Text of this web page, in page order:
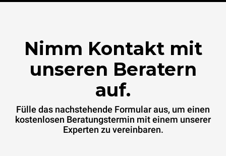
Nimm Kontakt mit
unseren Beratern
auf.
Fülle das nachstehende Formular aus, um einen
kostenlosen Beratungstermin mit einem unserer
Experten zu vereinbaren.